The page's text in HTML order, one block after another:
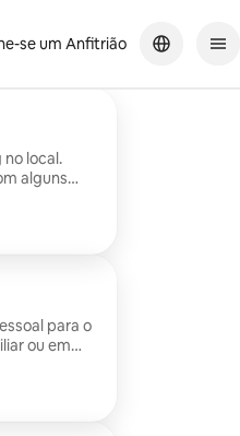
se um Anfitrião
local.
alguns
para o
ou em
de
Os
ansioso por a usar